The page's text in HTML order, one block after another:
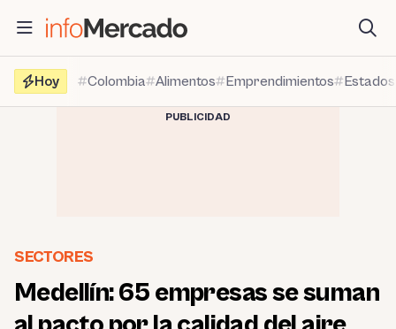
contenido
Hoy
Colombia Alimentos Emprendimientos
PUBLICIDAD
SECTORES
Medellín: 65 empresas se suman